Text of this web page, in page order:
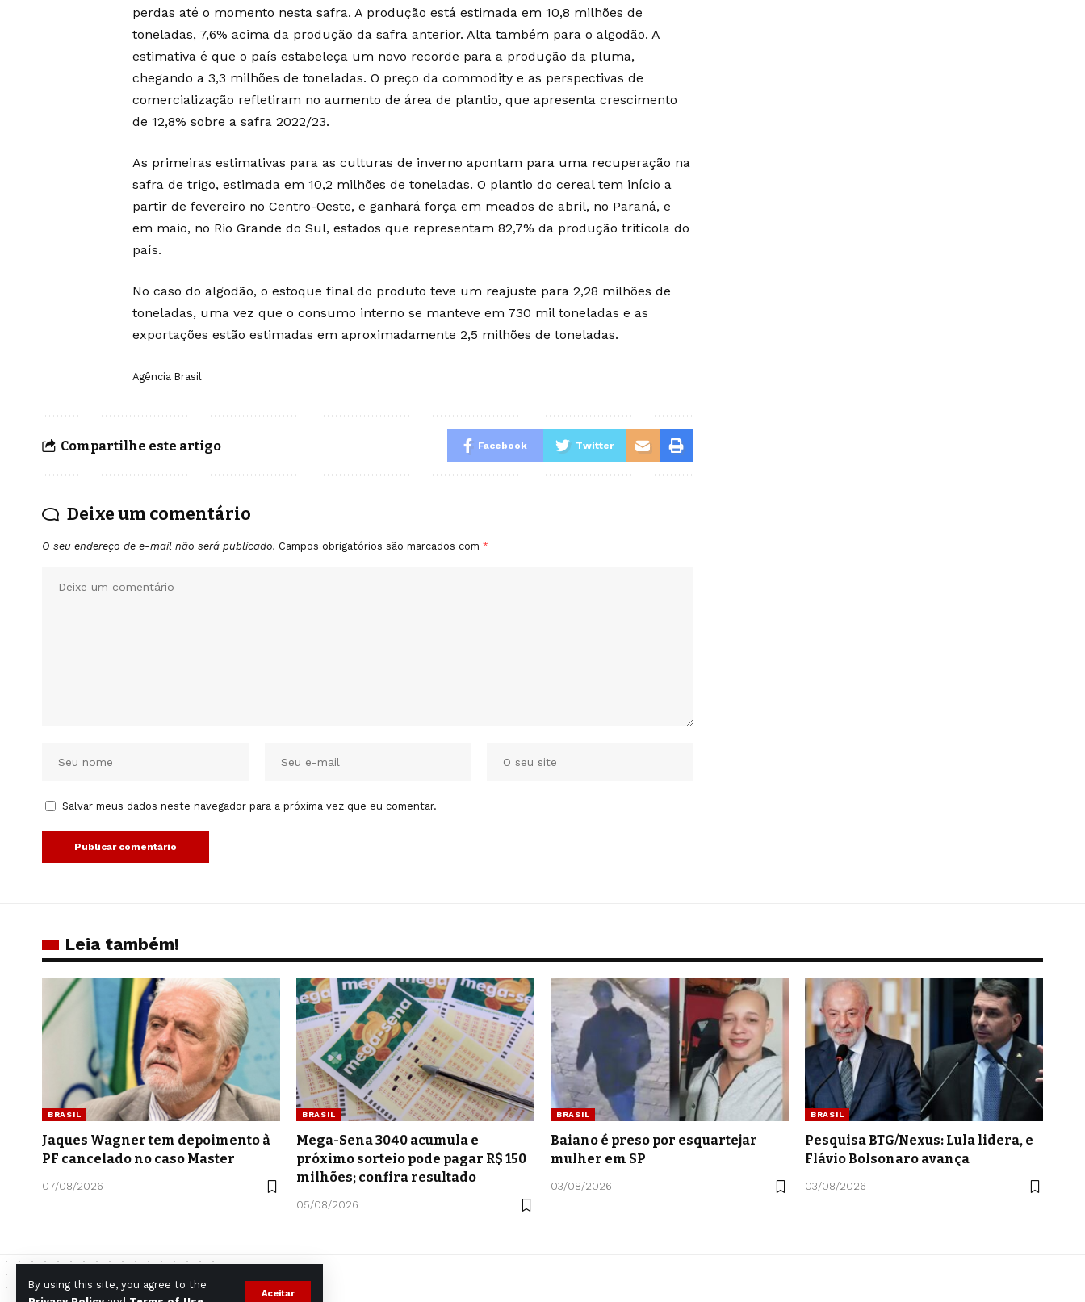
By using this site, you agree to the
Aceitar
perdas até o momento nesta safra. A produção está estimada em 10,8 milhões de
toneladas, 7,6% acima da produção da safra anterior. Alta também para o algodão. A
estimativa é que o país estabeleça um novo recorde para a produção da pluma,
chegando a 3,3 milhões de toneladas. O preço da commodity e as perspectivas de
comercialização refletiram no aumento de área de plantio, que apresenta crescimento
de 12,8% sobre a safra 2022/23.
As primeiras estimativas para as culturas de inverno apontam para uma recuperação na
safra de trigo, estimada em 10,2 milhões de toneladas. O plantio do cereal tem início a
partir de fevereiro no Centro-Oeste, e ganhará força em meados de abril, no Paraná, e
em maio, no Rio Grande do Sul, estados que representam 82,7% da produção tritícola do
país.
No caso do algodão, o estoque final do produto teve um reajuste para 2,28 milhões de
toneladas, uma vez que o consumo interno se manteve em 730 mil toneladas e as
exportações estão estimadas em aproximadamente 2,5 milhões de toneladas.
Agência Brasil
Compartilhe este artigo Facebook Twitter
Deixe um comentário
O seu endereço de e-mail não será publicado. Campos obrigatórios são marcados com *
Salvar meus dados neste navegador para a próxima vez que eu comentar.
Leia também!
BRASIL
Jaques Wagner tem depoimento à
PF cancelado no caso Master
07/08/2026
BRASIL
Mega-Sena 3040 acumula e
próximo sorteio pode pagar R$ 150
milhões; confira resultado
05/08/2026
BRASIL
Baiano é preso por esquartejar
mulher em SP
03/08/2026
BRASIL
Pesquisa BTG/Nexus: Lula lidera, e
Flávio Bolsonaro avança
03/08/2026